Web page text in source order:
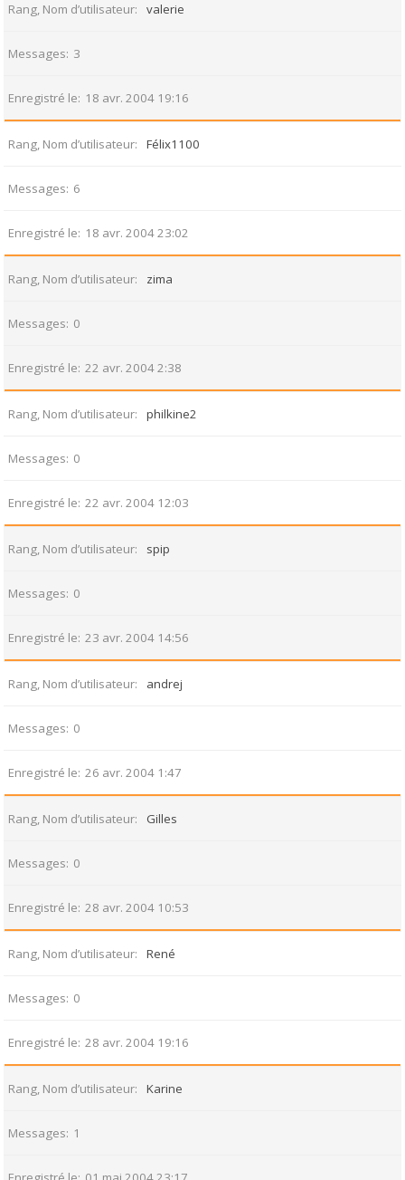
Rang, Nom d’utilisateur valerie
Messages 3
Enregistré le 18 avr. 2004 19:16
Rang, Nom d’utilisateur Félix1100
Messages 6
Enregistré le 18 avr. 2004 23:02
Rang, Nom d’utilisateur zima
Messages 0
Enregistré le 22 avr. 2004 2:38
Rang, Nom d’utilisateur philkine2
Messages 0
Enregistré le 22 avr. 2004 12:03
Rang, Nom d’utilisateur spip
Messages 0
Enregistré le 23 avr. 2004 14:56
Rang, Nom d’utilisateur andrej
Messages 0
Enregistré le 26 avr. 2004 1:47
Rang, Nom d’utilisateur Gilles
Messages 0
Enregistré le 28 avr. 2004 10:53
Rang, Nom d’utilisateur René
Messages 0
Enregistré le 28 avr. 2004 19:16
Rang, Nom d’utilisateur Karine
Messages 1